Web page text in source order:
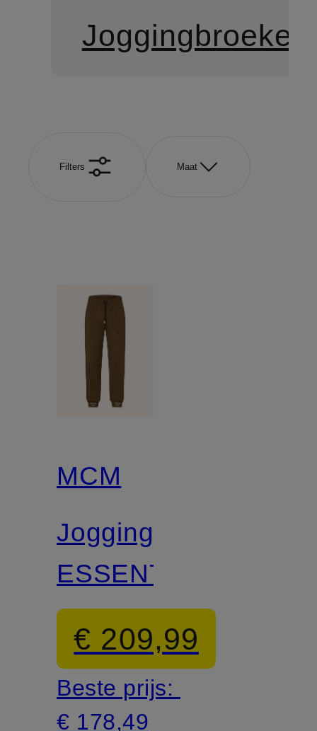
Joggingbroeken
Filters Maat
MCM
Joggingbroek
ESSENTIAL
€ 209,99
Beste prijs:
€ 178,49